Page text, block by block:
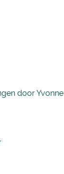
door Yvonne